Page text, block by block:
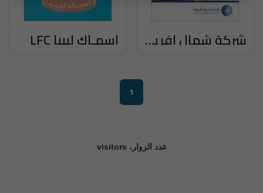
شركة شمال افريقيا لاستيراد المعدات والادوية الطبية أسمـاك ليبيا LFC
1
عدد الزوار، visitors